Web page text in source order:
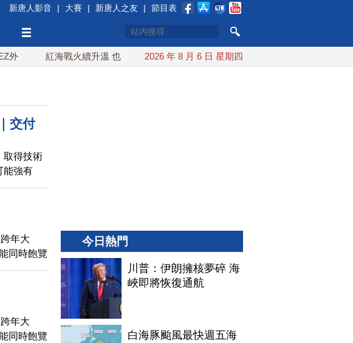
新唐人影音 | 大賽 | 新唐人之友 | 節目表
紅海戰火續升溫 也門胡塞武裝稱又襲擊沙特油輪
2026 年 8 月 6 日 星期四
交付
駕隊
年煙火
取得技術
能強有
首度撥
業貝宜系
達成今
試中心
路，縮短
年大
同時飽覽
演，哪
年大
同時飽覽
今日熱門
川普：伊朗擁核夢碎 海
峽即將恢復通航
白海豚颱風最快週五海